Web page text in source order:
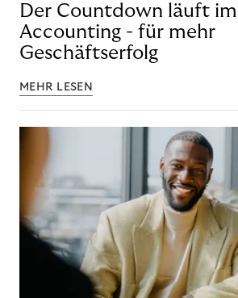
Der Countdown läuft im
Accounting - für mehr
Geschäftserfolg
MEHR LESEN